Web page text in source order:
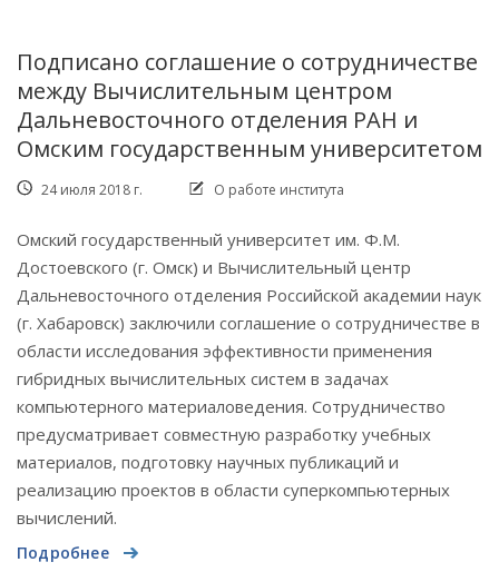
Подписано соглашение о сотрудничестве
между Вычислительным центром
Дальневосточного отделения РАН и
Омским государственным университетом
24 июля 2018 г. О работе института
Омский государственный университет им. Ф.М.
Достоевского (г. Омск) и Вычислительный центр
Дальневосточного отделения Российской академии наук
(г. Хабаровск) заключили соглашение о сотрудничестве в
области исследования эффективности применения
гибридных вычислительных систем в задачах
компьютерного материаловедения. Сотрудничество
предусматривает совместную разработку учебных
материалов, подготовку научных публикаций и
реализацию проектов в области суперкомпьютерных
вычислений.
Подробнее